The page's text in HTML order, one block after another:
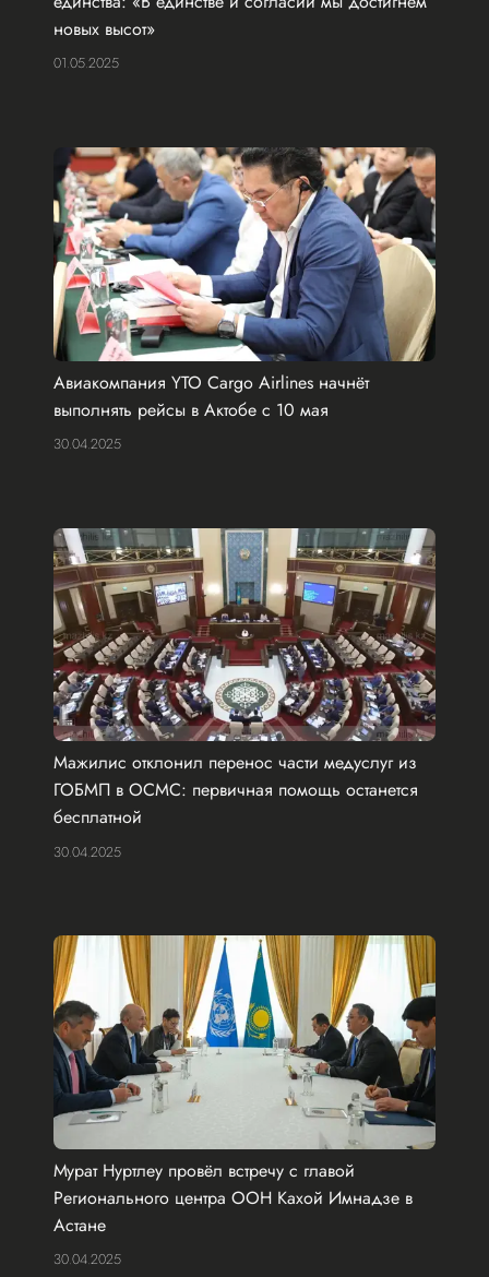
новых высот»
01.05.2025
Авиакомпания YTO Cargo Airlines начнёт
выполнять рейсы в Актобе с 10 мая
30.04.2025
Мажилис отклонил перенос части медуслуг из
ГОБМП в ОСМС: первичная помощь останется
бесплатной
30.04.2025
Мурат Нуртлеу провёл встречу с главой
Регионального центра ООН Кахой Имнадзе в
Астане
30.04.2025